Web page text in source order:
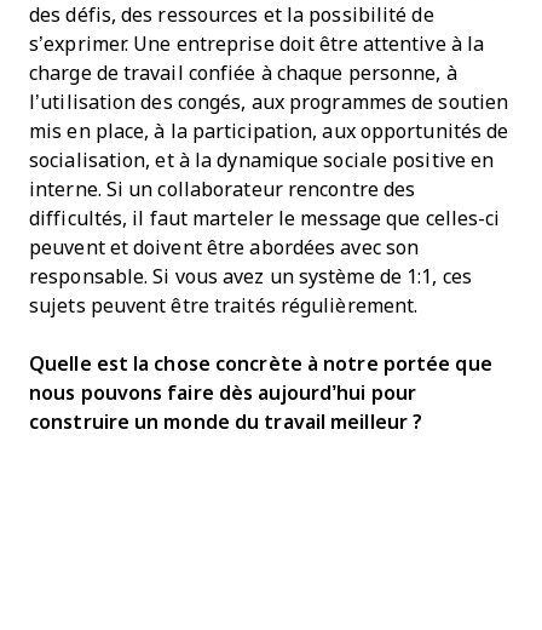
des défis, des ressources et la possibilité de
s’exprimer. Une entreprise doit être attentive à la
charge de travail confiée à chaque personne, à
l’utilisation des congés, aux programmes de soutien
mis en place, à la participation, aux opportunités de
socialisation, et à la dynamique sociale positive en
interne. Si un collaborateur rencontre des
difficultés, il faut marteler le message que celles-ci
peuvent et doivent être abordées avec son
responsable. Si vous avez un système de 1:1, ces
sujets peuvent être traités régulièrement.
Quelle est la chose concrète à notre portée que
nous pouvons faire dès aujourd’hui pour
construire un monde du travail meilleur ?